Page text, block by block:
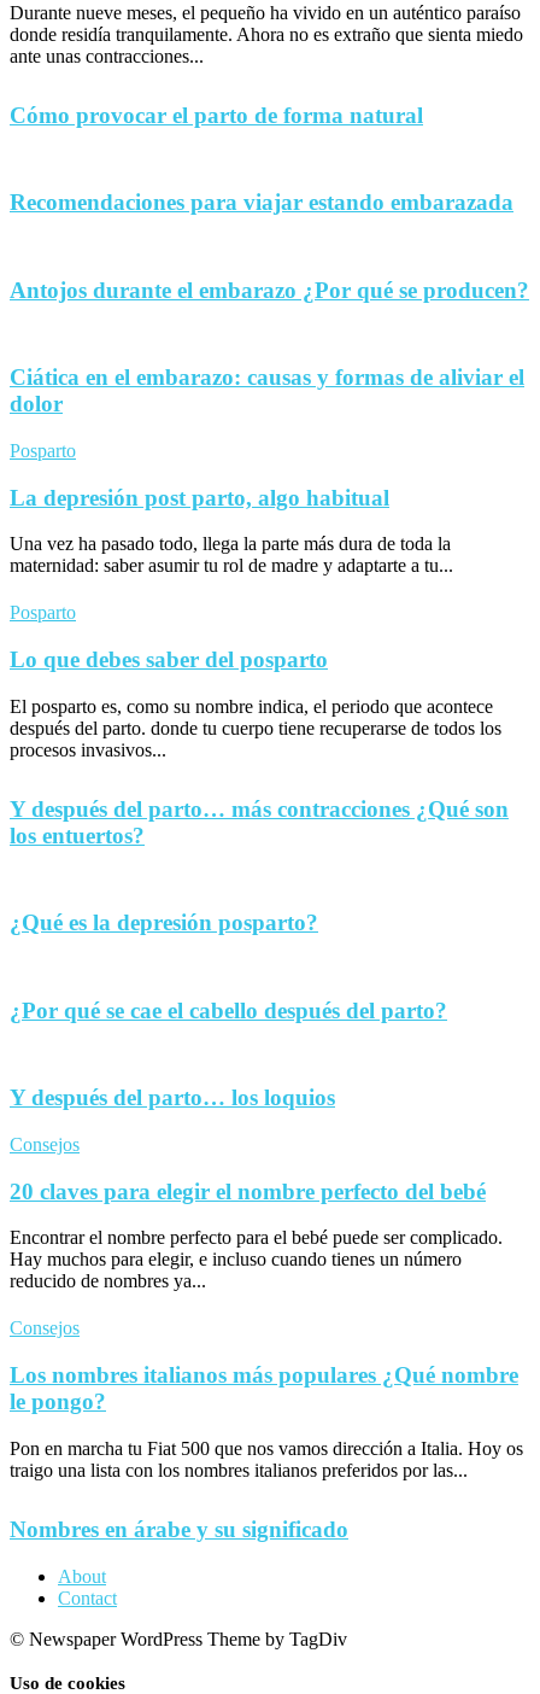
Durante nueve meses, el pequeño ha vivido en un auténtico paraíso
donde residía tranquilamente. Ahora no es extraño que sienta miedo
ante unas contracciones...
Cómo provocar el parto de forma natural
Recomendaciones para viajar estando embarazada
Antojos durante el embarazo ¿Por qué se producen?
Ciática en el embarazo: causas y formas de aliviar el
dolor
Posparto
La depresión post parto, algo habitual
Una vez ha pasado todo, llega la parte más dura de toda la
maternidad: saber asumir tu rol de madre y adaptarte a tu...
Posparto
Lo que debes saber del posparto
El posparto es, como su nombre indica, el periodo que acontece
después del parto. donde tu cuerpo tiene recuperarse de todos los
procesos invasivos...
Y después del parto… más contracciones ¿Qué son
los entuertos?
¿Qué es la depresión posparto?
¿Por qué se cae el cabello después del parto?
Y después del parto… los loquios
Consejos
20 claves para elegir el nombre perfecto del bebé
Encontrar el nombre perfecto para el bebé puede ser complicado.
Hay muchos para elegir, e incluso cuando tienes un número
reducido de nombres ya...
Consejos
Los nombres italianos más populares ¿Qué nombre
le pongo?
Pon en marcha tu Fiat 500 que nos vamos dirección a Italia. Hoy os
traigo una lista con los nombres italianos preferidos por las...
Nombres en árabe y su significado
About
Contact
© Newspaper WordPress Theme by TagDiv
Uso de cookies